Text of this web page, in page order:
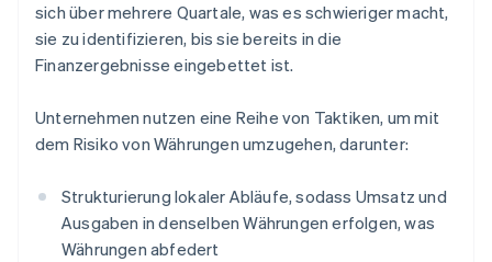
sich über mehrere Quartale, was es schwieriger macht,
sie zu identifizieren, bis sie bereits in die
Finanzergebnisse eingebettet ist.
Unternehmen nutzen eine Reihe von Taktiken, um mit
dem Risiko von Währungen umzugehen, darunter:
Strukturierung lokaler Abläufe, sodass Umsatz und
Ausgaben in denselben Währungen erfolgen, was
Währungen abfedert